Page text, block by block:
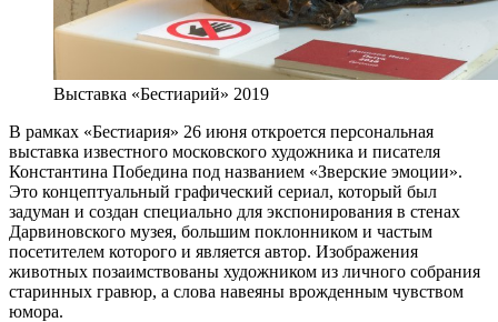
Выставка «Бестиарий» 2019
В рамках «Бестиария» 26 июня откроется персональная
выставка известного московского художника и писателя
Константина Победина под названием «Зверские эмоции».
Это концептуальный графический сериал, который был
задуман и создан специально для экспонирования в стенах
Дарвиновского музея, большим поклонником и частым
посетителем которого и является автор. Изображения
животных позаимствованы художником из личного собрания
старинных гравюр, а слова навеяны врожденным чувством
юмора.